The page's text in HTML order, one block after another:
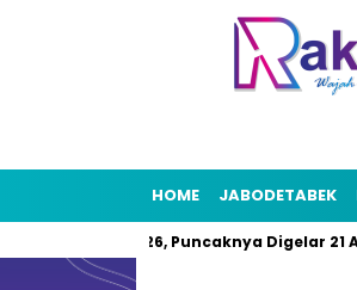
HOME JABODETABEK
RI 2026, Puncaknya Digelar 21 Agustus